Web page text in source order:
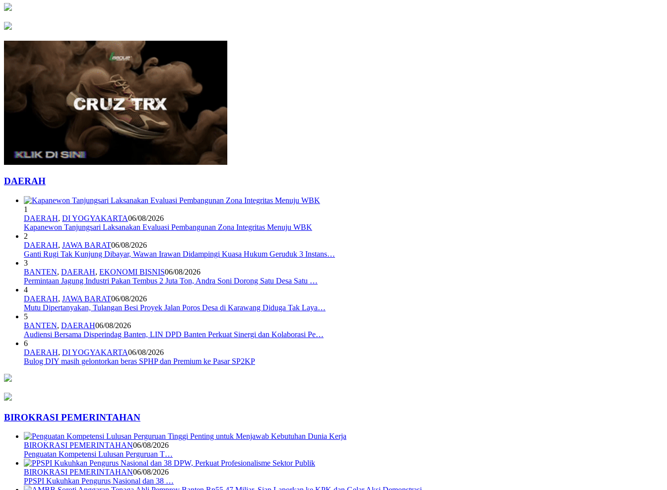
DAERAH
1
DAERAH, DI YOGYAKARTA06/08/2026
Kapanewon Tanjungsari Laksanakan Evaluasi Pembangunan Zona Integritas Menuju WBK
2
DAERAH, JAWA BARAT06/08/2026
Ganti Rugi Tak Kunjung Dibayar, Wawan Irawan Didampingi Kuasa Hukum Geruduk 3 Instans…
3
BANTEN, DAERAH, EKONOMI BISNIS06/08/2026
Permintaan Jagung Industri Pakan Tembus 2 Juta Ton, Andra Soni Dorong Satu Desa Satu …
4
DAERAH, JAWA BARAT06/08/2026
Mutu Dipertanyakan, Tulangan Besi Proyek Jalan Poros Desa di Karawang Diduga Tak Laya…
5
BANTEN, DAERAH06/08/2026
Audiensi Bersama Disperindag Banten, LIN DPD Banten Perkuat Sinergi dan Kolaborasi Pe…
6
DAERAH, DI YOGYAKARTA06/08/2026
Bulog DIY masih gelontorkan beras SPHP dan Premium ke Pasar SP2KP
BIROKRASI PEMERINTAHAN
BIROKRASI PEMERINTAHAN06/08/2026
Penguatan Kompetensi Lulusan Perguruan T…
BIROKRASI PEMERINTAHAN06/08/2026
PPSPI Kukuhkan Pengurus Nasional dan 38 …